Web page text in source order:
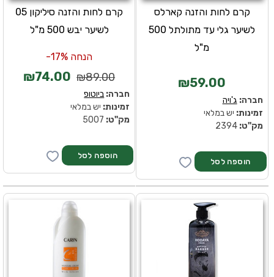
קרם לחות והזנה סיליקון 05
לשיער יבש 500 מ"ל
הנחה 17%-
₪89.00
₪74.00
חברה: ביוטופ
זמינות: יש במלאי
מק''ט:
קרם לחות והזנה קארלס
לשיער גלי עד מתולתל 500
מ"ל
₪59.00
חברה: ג'ויה
זמינות: יש במלאי
מק''ט: 2394